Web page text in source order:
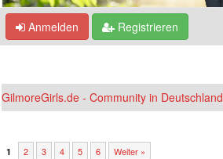
Anmelden Registrieren
GilmoreGirls.de - Community in Deutschland
1 2 3 4 5 6 Weiter »